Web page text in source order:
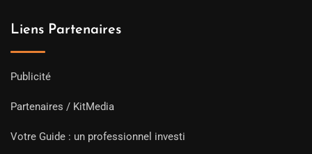
Liens Partenaires
Publicité
Partenaires / KitMedia
Votre Guide : un professionnel investi